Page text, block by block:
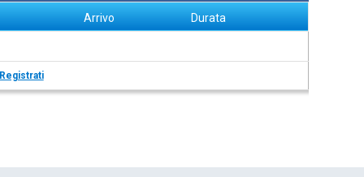
Arrivo Durata